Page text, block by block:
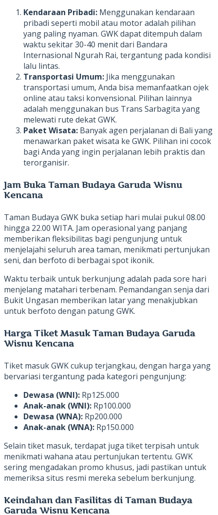
Kendaraan Pribadi: Menggunakan kendaraan
pribadi seperti mobil atau motor adalah pilihan
yang paling nyaman. GWK dapat ditempuh dalam
waktu sekitar 30-40 menit dari Bandara
Internasional Ngurah Rai, tergantung pada kondisi
lalu lintas.
Transportasi Umum: Jika menggunakan
transportasi umum, Anda bisa memanfaatkan ojek
online atau taksi konvensional. Pilihan lainnya
adalah menggunakan bus Trans Sarbagita yang
melewati rute dekat GWK.
Paket Wisata: Banyak agen perjalanan di Bali yang
menawarkan paket wisata ke GWK. Pilihan ini cocok
bagi Anda yang ingin perjalanan lebih praktis dan
terorganisir.
Jam Buka Taman Budaya Garuda Wisnu
Kencana
Taman Budaya GWK buka setiap hari mulai pukul 08.00
hingga 22.00 WITA. Jam operasional yang panjang
memberikan fleksibilitas bagi pengunjung untuk
menjelajahi seluruh area taman, menikmati pertunjukan
seni, dan berfoto di berbagai spot ikonik.
Waktu terbaik untuk berkunjung adalah pada sore hari
menjelang matahari terbenam. Pemandangan senja dari
Bukit Ungasan memberikan latar yang menakjubkan
untuk berfoto dengan patung GWK.
Harga Tiket Masuk Taman Budaya Garuda
Wisnu Kencana
Tiket masuk GWK cukup terjangkau, dengan harga yang
bervariasi tergantung pada kategori pengunjung:
Dewasa (WNI): Rp125.000
Anak-anak (WNI): Rp100.000
Dewasa (WNA): Rp200.000
Anak-anak (WNA): Rp150.000
Selain tiket masuk, terdapat juga tiket terpisah untuk
menikmati wahana atau pertunjukan tertentu. GWK
sering mengadakan promo khusus, jadi pastikan untuk
memeriksa situs resmi mereka sebelum berkunjung.
Keindahan dan Fasilitas di Taman Budaya
Garuda Wisnu Kencana